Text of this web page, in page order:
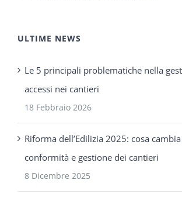
ULTIME NEWS
Le 5 principali problematiche nella
accessi nei cantieri
18 Febbraio 2026
Riforma dell’Edilizia 2025: cosa
conformità e gestione dei cantieri
8 Dicembre 2025